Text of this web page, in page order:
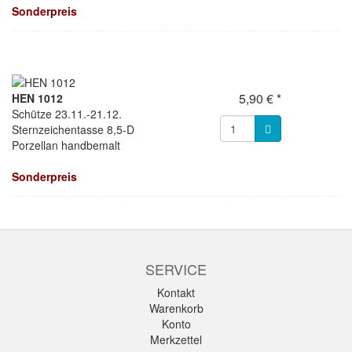
Sonderpreis
HEN 1012
Schütze 23.11.-21.12.
Sternzeichentasse 8,5-D
Porzellan handbemalt
Sonderpreis
5,90 € *
SERVICE
Kontakt
Warenkorb
Konto
Merkzettel